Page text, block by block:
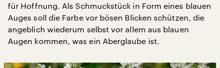
für Hoffnung. Als Schmuckstück in Form eines blauen
Auges soll die Farbe vor bösen Blicken schützen, die
angeblich wiederum selbst vor allem aus blauen
Augen kommen, was ein Aberglaube ist.